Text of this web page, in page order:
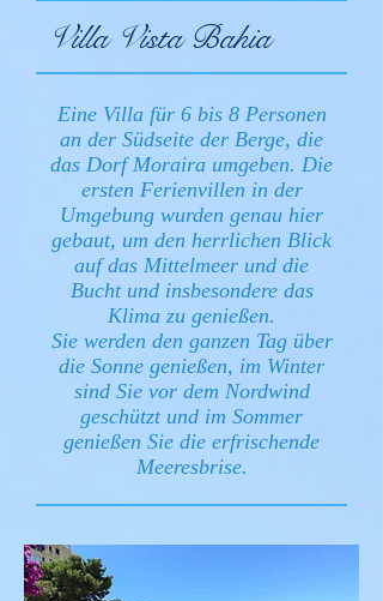
Villa Vista Bahia
Eine Villa für 6 bis 8 Personen
an der Südseite der Berge, die
das Dorf Moraira umgeben. Die
ersten Ferienvillen in der
Umgebung wurden genau hier
gebaut, um den herrlichen Blick
auf das Mittelmeer und die
Bucht und insbesondere das
Klima zu genießen.
Sie werden den ganzen Tag über
die Sonne genießen, im Winter
sind Sie vor dem Nordwind
geschützt und im Sommer
genießen Sie die erfrischende
Meeresbrise.